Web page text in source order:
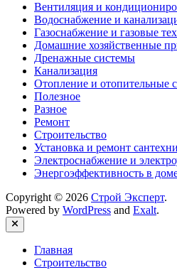
Вентиляция и
Водоснабжение и
Газоснабжение и газовые
Домашние хозяйственные
Дренажные системы
Канализация
Отопление и отопительные
Полезное
Разное
Ремонт
Строительство
Установка и ремонт
Электроснабжение и
Энергоэффективность в
Copyright © 2026 Строй Эксперт.
Powered by WordPress and Exalt.
Close
Главная
Строительство